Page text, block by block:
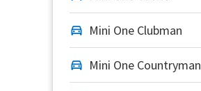
Mini One Clubman
Mini One Countryman